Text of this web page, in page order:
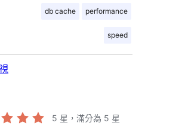
db cache performance
speed
5 星，滿分為 5 星